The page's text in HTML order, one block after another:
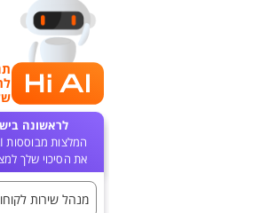
לראשונה
המלצות מבוססות AI שישפרו
את הסיכוי שלך
מנהל שירות